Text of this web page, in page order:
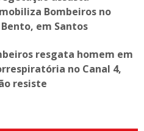
Bombeiros no
em Santos
resgata homem em
no Canal 4,
resiste